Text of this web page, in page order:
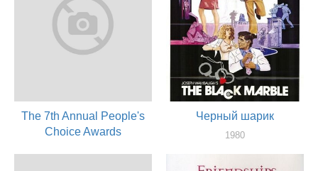
The 7th Annual People's
Choice Awards
Черный шарик
1980